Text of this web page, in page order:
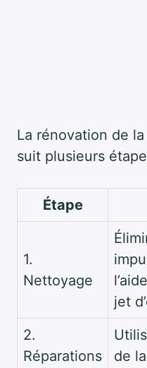
La rénovation de
suit plusieurs
Étape
1.
Nettoyage
jet
2.
Réparations
de